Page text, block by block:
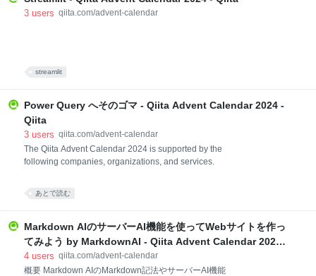
3 users qiita.com/advent-calendar
streamlit
Power Query へそのゴマ - Qiita Advent Calendar 2024 -
Qiita
3 users qiita.com/advent-calendar
The Qiita Advent Calendar 2024 is supported by the
following companies, organizations, and services.
あとで読む
Markdown AIのサーバーAI機能を使ってWebサイトを作っ
てみよう by MarkdownAI - Qiita Advent Calendar 2024
- Qiita
4 users qiita.com/advent-calendar
概要 Markdown AIのMarkdown記法やサーバーAI機能